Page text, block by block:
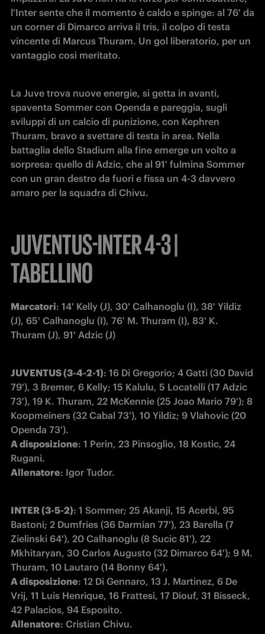
l'Inter sente che il momento è caldo e spinge: al 76' da
un corner di Dimarco arriva il tris, il colpo di testa
vincente di Marcus Thuram. Un gol liberatorio, per un
vantaggio così meritato.
La Juve trova nuove energie, si getta in avanti,
spaventa Sommer con Openda e pareggia, sugli
sviluppi di un calcio di punizione, con Kephren
Thuram, bravo a svettare di testa in area. Nella
battaglia dello Stadium alla fine emerge un volto a
sorpresa: quello di Adzic, che al 91' fulmina Sommer
con un gran destro da fuori e fissa un 4-3 davvero
amaro per la squadra di Chivu.
JUVENTUS-INTER 4-3 |
TABELLINO
Marcatori: 14' Kelly (J), 30' Calhanoglu (I), 38' Yildiz
(J), 65' Calhanoglu (I), 76' M. Thuram (I), 83' K.
Thuram (J), 91' Adzic (J)
JUVENTUS (3-4-2-1): 16 Di Gregorio; 4 Gatti (30 David
79'), 3 Bremer, 6 Kelly; 15 Kalulu, 5 Locatelli (17 Adzic
73'), 19 K. Thuram, 22 McKennie (25 Joao Mario 79'); 8
Koopmeiners (32 Cabal 73'), 10 Yildiz; 9 Vlahovic (20
A disposizione: 1 Perin, 23 Pinsoglio, 18 Kostic, 24
Allenatore: Igor Tudor.
INTER (3-5-2): 1 Sommer; 25 Akanji, 15 Acerbi, 95
Bastoni; 2 Dumfries (36 Darmian 77'), 23 Barella (7
Zielinski 64'), 20 Calhanoglu (8 Sucic 81'), 22
Mkhitaryan, 30 Carlos Augusto (32 Dimarco 64'); 9 M.
A disposizione: 12 Di Gennaro, 13 J. Martinez, 6 De
Vrij, 11 Luis Henrique, 16 Frattesi, 17 Diouf, 31 Bisseck,
Allenatore: Cristian Chivu.